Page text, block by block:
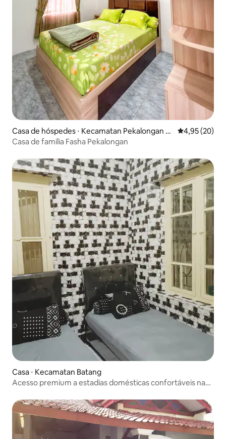
Casa de hóspedes ⋅ Kecamatan Pekalongan U
tara
4,95 de uma
4,95 (20)
Casa de família Fasha Pekalongan
Casa ⋅ Kecamatan Batang
Acesso premium a estadias domésticas confortáveis na